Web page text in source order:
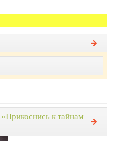
к тайнам